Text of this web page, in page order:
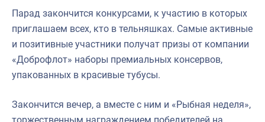
Парад закончится конкурсами, к участию в которых
приглашаем всех, кто в тельняшках. Самые активные
и позитивные участники получат призы от компании
«Доброфлот» наборы премиальных консервов,
упакованных в красивые тубусы.
Закончится вечер, а вместе с ним и «Рыбная неделя»,